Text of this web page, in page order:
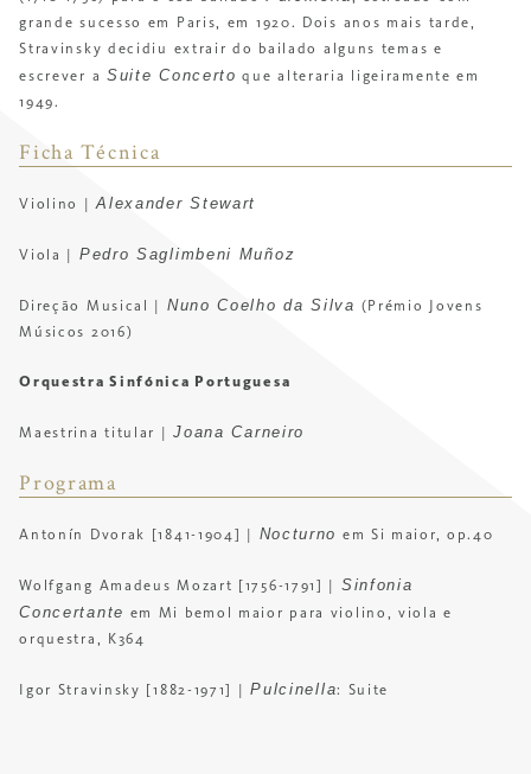
grande sucesso em Paris, em 1920. Dois anos mais tarde,
Stravinsky decidiu extrair do bailado alguns temas e
escrever a Suite Concerto que alteraria ligeiramente em
1949.
Ficha Técnica
Violino |Alexander Stewart
Viola Pedro Saglimbeni Muñoz
Direção Musical | Nuno Coelho da Silva (Prémio Jovens
Músicos 2016)
Orquestra Sinfónica Portuguesa
Maestrina titular | Joana Carneiro
Programa
Antonín Dvorak [1841-1904] | Nocturno em Si maior, op.40
Wolfgang Amadeus Mozart [1756-1791] | Sinfonia
Concertante em Mi bemol maior para violino, viola e
orquestra, K364
Igor Stravinsky [1882-1971] |Pulcinella: Suite